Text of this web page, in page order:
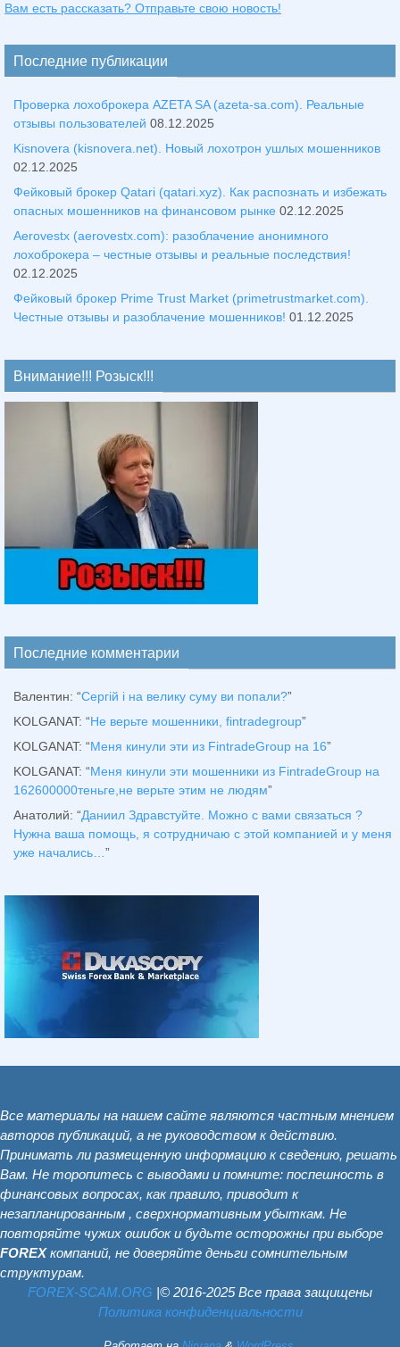
Вам есть рассказать? Отправьте свою новость!
Последние публикации
Проверка лохоброкера AZETA SA (azeta-sa.com). Реальные
отзывы пользователей 08.12.2025
Kisnovera (kisnovera.net). Новый лохотрон ушлых мошенников
02.12.2025
Фейковый брокер Qatari (qatari.xyz). Как распознать и избежать
опасных мошенников на финансовом рынке 02.12.2025
Aerovestx (aerovestx.com): разоблачение анонимного
лохоброкера – честные отзывы и реальные последствия!
02.12.2025
Фейковый брокер Prime Trust Market (primetrustmarket.com).
Честные отзывы и разоблачение мошенников! 01.12.2025
Внимание!!! Розыск!!!
Последние комментарии
Валентин: “Сергій і на велику суму ви попали?”
KOLGANAT: “Не верьте мошенники, fintradegroup”
KOLGANAT: “Меня кинули эти из FintradeGroup на 16”
KOLGANAT: “Меня кинули эти мошенники из FintradeGroup на
162600000теньге,не верьте этим не людям”
Анатолий: “Даниил Здравстуйте. Можно с вами связаться ?
Нужна ваша помощь, я сотрудничаю с этой компанией и у меня
уже начались… ”
Все материалы на нашем сайте являются частным мнением
авторов публикаций, а не руководством к действию.
Принимать ли размещенную информацию к сведению, решать
Вам. Не торопитесь с выводами и помните: поспешность в
финансовых вопросах, как правило, приводит к
незапланированным , сверхнормативным убыткам. Не
повторяйте чужих ошибок и будьте осторожны при выборе
FOREXкомпаний, не доверяйте деньги сомнительным
структурам.
FOREX-SCAM.ОRG |© 2016-2025 Все права защищены
Политика конфиденциальности